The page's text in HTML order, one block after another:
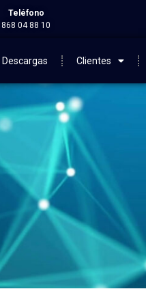
Teléfono
868 04 88 10
Descargas Clientes